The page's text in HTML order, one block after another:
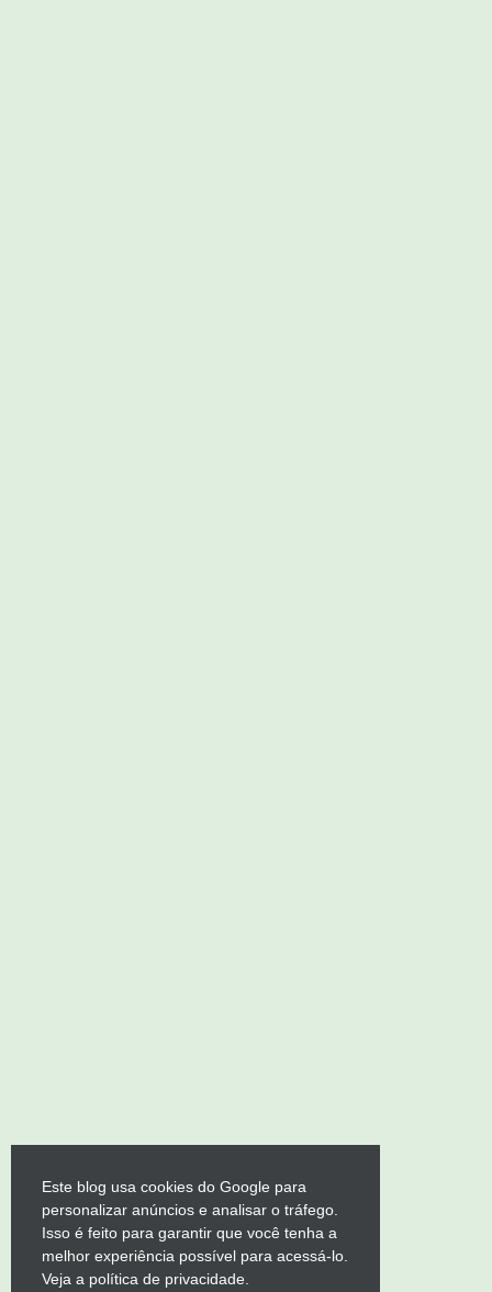
Este blog usa cookies do Google para
personalizar anúncios e analisar o tráfego.
Isso é feito para garantir que você tenha a
melhor experiência possível para acessá-lo.
Veja a política de privacidade.